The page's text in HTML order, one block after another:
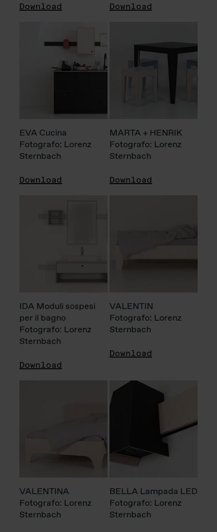
Download Download
EVA Cucina
Fotografo: Lorenz
Sternbach
Download
MARTA + HENRIK
Fotografo: Lorenz
Sternbach
Download
IDA Moduli sospesi
per il bagno
Fotografo: Lorenz
Sternbach
Download
VALENTIN
Fotografo: Lorenz
Sternbach
Download
VALENTINA
Fotografo: Lorenz
Sternbach
BELLA Lampada LED
Fotografo: Lorenz
Sternbach